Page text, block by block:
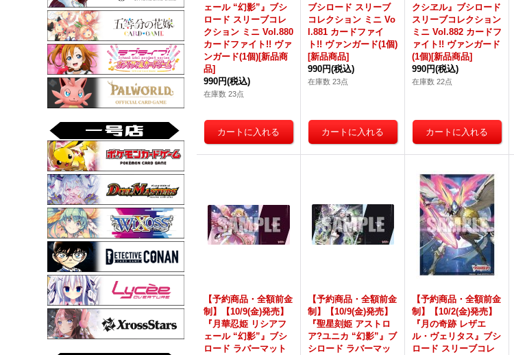
ェール “幻影”』ブシ
ロード スリーブコレ
クション ミニ Vol.880
カードファイト!! ヴァ
ンガード(1個)[新品商
品]
990円(税込)
在庫数 23点
ブシロード スリーブ
コレクション ミニ Vo
l.881 カードファイ
ト!! ヴァンガード(1個)
[新品商品]
990円(税込)
在庫数 23点
クシヱル』ブシロード
スリーブコレクション
ミニ Vol.882 カードフ
ァイト!! ヴァンガード
(1個)[新品商品]
990円(税込)
在庫数 22点
【予約商品・全額前金
制】【10/9(金)発売】
『月華忍姫 リシアフ
ェール “幻影”』ブシ
ロード ラバーマット
【予約商品・全額前金
制】【10/9(金)発売】
『聖星刻姫 アストロ
ア?ユニカ “幻影”』ブ
シロード ラバーマッ
【予約商品・全額前金
制】【10/2(金)発売】
『月の奇跡 レザエ
ル・ヴェリタス』ブシ
ロード スリーブコレ